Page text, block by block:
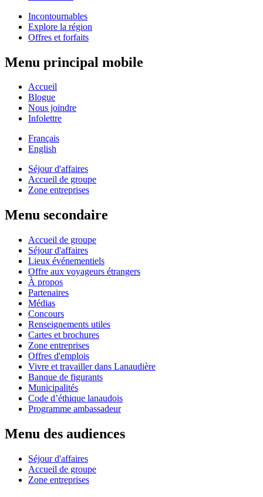
Incontournables
Explore la région
Offres et forfaits
Menu principal mobile
Accueil
Blogue
Nous joindre
Infolettre
Français
English
Séjour d'affaires
Accueil de groupe
Zone entreprises
Menu secondaire
Accueil de groupe
Séjour d'affaires
Lieux événementiels
Offre aux voyageurs étrangers
À propos
Partenaires
Médias
Concours
Renseignements utiles
Cartes et brochures
Zone entreprises
Offres d'emplois
Vivre et travailler dans Lanaudière
Banque de figurants
Municipalités
Code d’éthique lanaudois
Programme ambassadeur
Menu des audiences
Séjour d'affaires
Accueil de groupe
Zone entreprises